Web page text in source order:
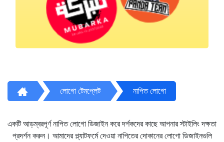
লোগো টেমপ্লেট নাপিত লোগো
একটি আড়ম্বরপূর্ণ নাপিত লোগো ডিজাইন করে দর্শকদের কাছে আপনার স্টাইলিং দক্ষতা
প্রদর্শন করুন। আমাদের প্ল্যাটফর্মে দেওয়া নাপিতের দোকানের লোগো ডিজাইনগুলি